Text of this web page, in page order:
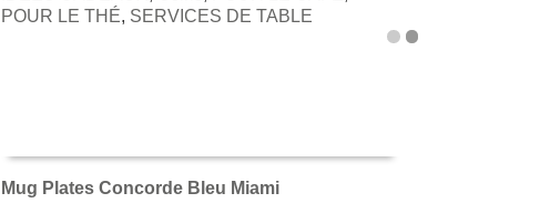
AJOUTER AU PANIER
POUR LE THÉ, SERVICES DE TABLE
Mug Plates Concorde Bleu Miami